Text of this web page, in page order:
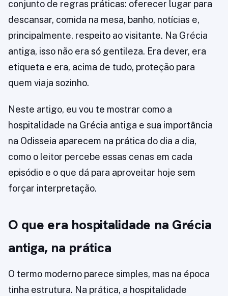
conjunto de regras práticas: oferecer lugar para
descansar, comida na mesa, banho, notícias e,
principalmente, respeito ao visitante. Na Grécia
antiga, isso não era só gentileza. Era dever, era
etiqueta e era, acima de tudo, proteção para
quem viaja sozinho.
Neste artigo, eu vou te mostrar como a
hospitalidade na Grécia antiga e sua importância
na Odisseia aparecem na prática do dia a dia,
como o leitor percebe essas cenas em cada
episódio e o que dá para aproveitar hoje sem
forçar interpretação.
O que era hospitalidade na Grécia
antiga, na prática
O termo moderno parece simples, mas na época
tinha estrutura. Na prática, a hospitalidade